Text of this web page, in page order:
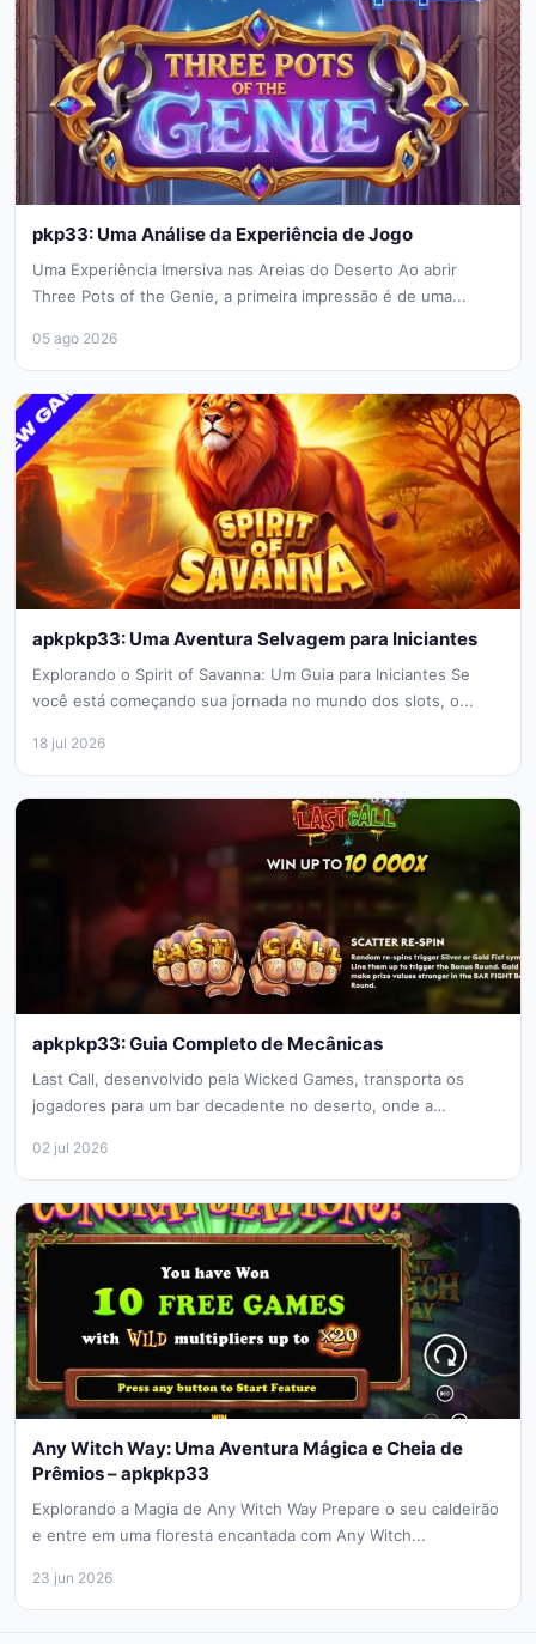
pkp33: Uma Análise da Experiência de Jogo
Uma Experiência Imersiva nas Areias do Deserto Ao abrir
Three Pots of the Genie, a primeira impressão é de uma...
05 ago 2026
apkpkp33: Uma Aventura Selvagem para Iniciantes
Explorando o Spirit of Savanna: Um Guia para Iniciantes Se
você está começando sua jornada no mundo dos slots, o...
18 jul 2026
apkpkp33: Guia Completo de Mecânicas
Last Call, desenvolvido pela Wicked Games, transporta os
jogadores para um bar decadente no deserto, onde a
02 jul 2026
Any Witch Way: Uma Aventura Mágica e Cheia de
Prêmios – apkpkp33
Explorando a Magia de Any Witch Way Prepare o seu caldeirão
e entre em uma floresta encantada com Any Witch...
23 jun 2026